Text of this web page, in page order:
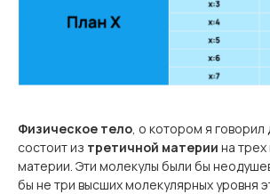
Физическое тело, о котором я говорил
состоит из третичной материи на
материи. Эти молекулы были бы
бы не три высших молекулярных уровня